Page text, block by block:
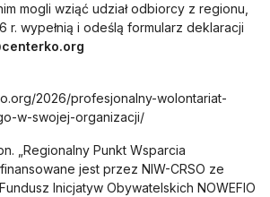
mogli wziąć udział odbiorcy z regionu,
r. wypełnią i odeślą formularz deklaracji
2026/profesjonalny-wolontariat-
w-swojej-organizacji/
„Regionalny Punkt Wsparcia
jest przez NIW-CRSO ze
Inicjatyw Obywatelskich NOWEFIO